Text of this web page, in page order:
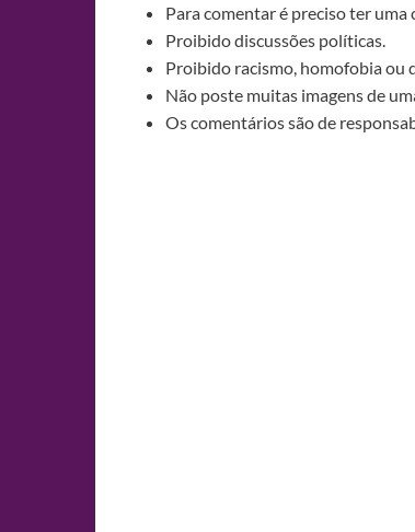
Para comentar é preciso ter uma
Proibido discussões políticas.
Proibido racismo, homofobia ou
Não poste muitas imagens de
Os comentários são de